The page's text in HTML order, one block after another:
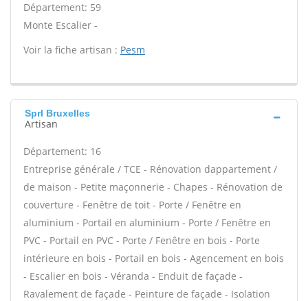
Département: 59
Monte Escalier -
Voir la fiche artisan : Pesm
Sprl Bruxelles
Artisan
Département: 16
Entreprise générale / TCE - Rénovation dappartement /
de maison - Petite maçonnerie - Chapes - Rénovation de
couverture - Fenêtre de toit - Porte / Fenêtre en
aluminium - Portail en aluminium - Porte / Fenêtre en
PVC - Portail en PVC - Porte / Fenêtre en bois - Porte
intérieure en bois - Portail en bois - Agencement en bois
- Escalier en bois - Véranda - Enduit de façade -
Ravalement de façade - Peinture de façade - Isolation